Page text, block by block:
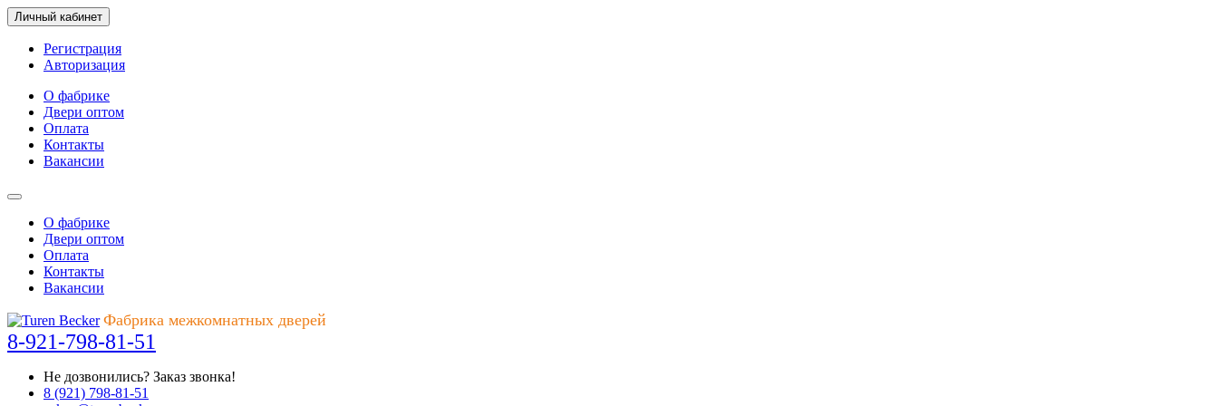
Личный кабинет
Регистрация
Авторизация
О фабрике
Двери оптом
Оплата
Контакты
Вакансии
О фабрике
Двери оптом
Оплата
Контакты
Вакансии
Фабрика межкомнатных дверей
8-921-798-81-51
Не дозвонились? Заказ звонка!
8 (921) 798-81-51